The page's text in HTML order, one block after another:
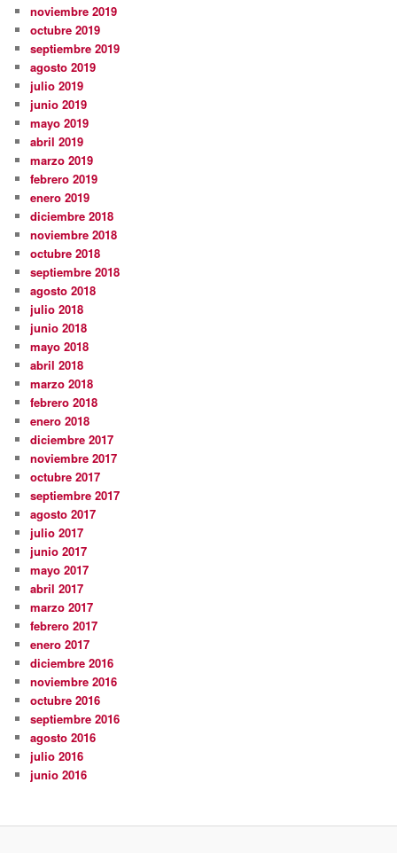
noviembre 2019
octubre 2019
septiembre 2019
agosto 2019
julio 2019
junio 2019
mayo 2019
abril 2019
marzo 2019
febrero 2019
enero 2019
diciembre 2018
noviembre 2018
octubre 2018
septiembre 2018
agosto 2018
julio 2018
junio 2018
mayo 2018
abril 2018
marzo 2018
febrero 2018
enero 2018
diciembre 2017
noviembre 2017
octubre 2017
septiembre 2017
agosto 2017
julio 2017
junio 2017
mayo 2017
abril 2017
marzo 2017
febrero 2017
enero 2017
diciembre 2016
noviembre 2016
octubre 2016
septiembre 2016
agosto 2016
julio 2016
junio 2016